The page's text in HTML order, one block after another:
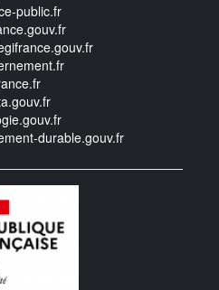
public.fr
durable.gouv.fr